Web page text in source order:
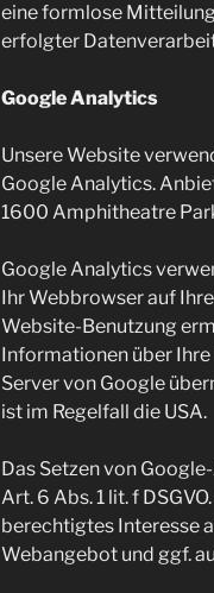
eine formlose
erfolgter
Google Analytics
Unsere Website
Google Analytics.
1600 Amphitheatre
Google Analytics
Ihr Webbrowser auf
Website-Benutzung
Informationen über
Server von Google
ist im Regelfall die USA.
Das Setzen von
Art. 6 Abs. 1 lit. f
berechtigtes Interesse
Webangebot und ggf.